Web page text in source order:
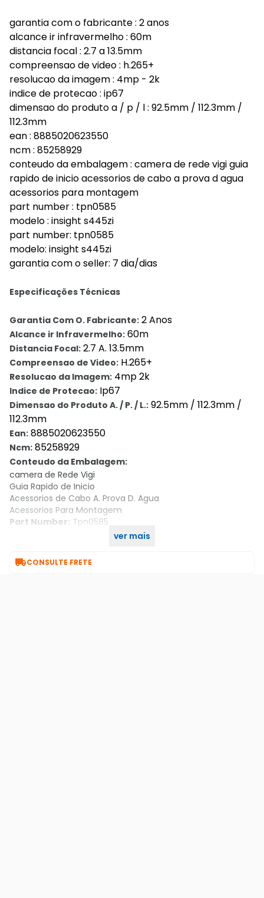
garantia com o fabricante : 2 anos
alcance ir infravermelho : 60m
distancia focal : 2.7 a 13.5mm
compreensao de video : h.265+
resolucao da imagem : 4mp - 2k
indice de protecao : ip67
dimensao do produto a / p / l : 92.5mm / 112.3mm /
112.3mm
ean : 8885020623550
ncm : 85258929
conteudo da embalagem : camera de rede vigi guia
rapido de inicio acessorios de cabo a prova d agua
acessorios para montagem
part number : tpn0585
modelo : insight s445zi
part number: tpn0585
modelo: insight s445zi
garantia com o seller: 7 dia/dias
Especificações Técnicas
Garantia Com O. Fabricante: 2 Anos
Alcance ir Infravermelho: 60m
Distancia Focal: 2.7 A. 13.5mm
Compreensao de Video: H.265+
Resolucao da Imagem: 4mp 2k
Indice de Protecao: Ip67
Dimensao do Produto A. / P. / L.: 92.5mm / 112.3mm /
112.3mm
Ean: 8885020623550
Ncm: 85258929
Conteudo da Embalagem:
camera de Rede Vigi
Guia Rapido de Inicio
Acessorios de Cabo A. Prova D. Agua
Acessorios Para Montagem
Part Number: Tpn0585
ver mais
CONSULTE FRETE